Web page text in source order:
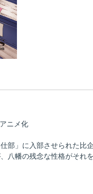
ニメ化
部」に入部させられた
八幡の残念な性格がそ